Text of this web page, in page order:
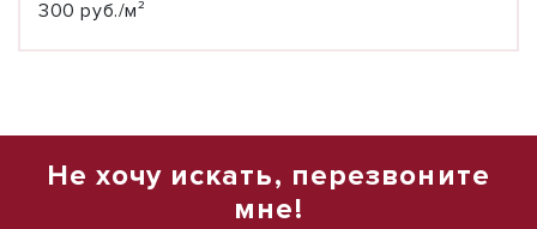
300 руб./м²
Не хочу искать, перезвоните
мне!